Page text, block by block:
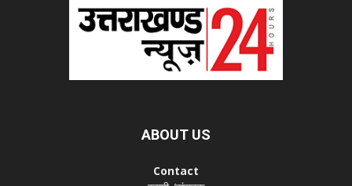
ABOUT US
Contact